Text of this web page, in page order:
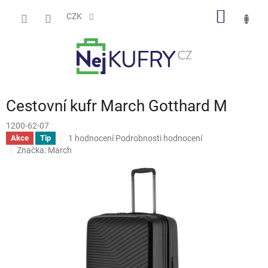
CZK
Cestovní kufr March Gotthard M
1200-62-07
Akce Tip
Průměrné
hodnocení
hvězdiček.
1 hodnocení Podrobnosti hodnocení
Značka: March